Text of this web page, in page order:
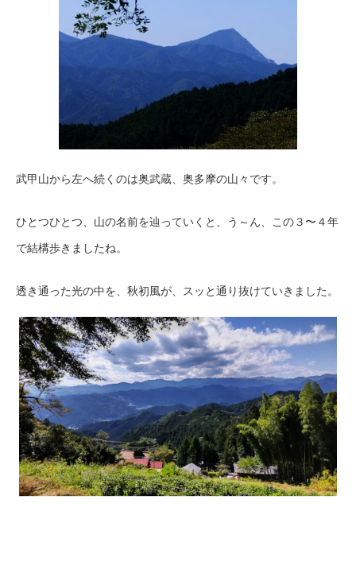
武甲山から左へ続くのは奥武蔵、奥多摩の山々です。
ひとつひとつ、山の名前を辿っていくと、う～ん、この３〜４年
で結構歩きましたね。
透き通った光の中を、秋初風が、スッと通り抜けていきました。